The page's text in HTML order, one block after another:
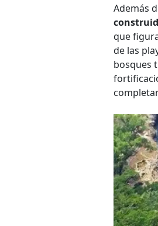
Además
que
de las
bosques